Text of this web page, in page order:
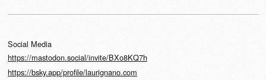
Social Media
https://mastodon.social/invite/BXo8KQ7h
https://bsky.app/profile/laurignano.com